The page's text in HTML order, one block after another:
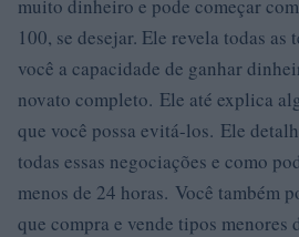
muito dinheiro e pode começar
100, se desejar. Ele revela todas as
você a capacidade de ganhar
novato completo. Ele até explica
que você possa evitá-los. Ele
todas essas negociações e como
menos de 24 horas. Você também
que compra e vende tipos menores